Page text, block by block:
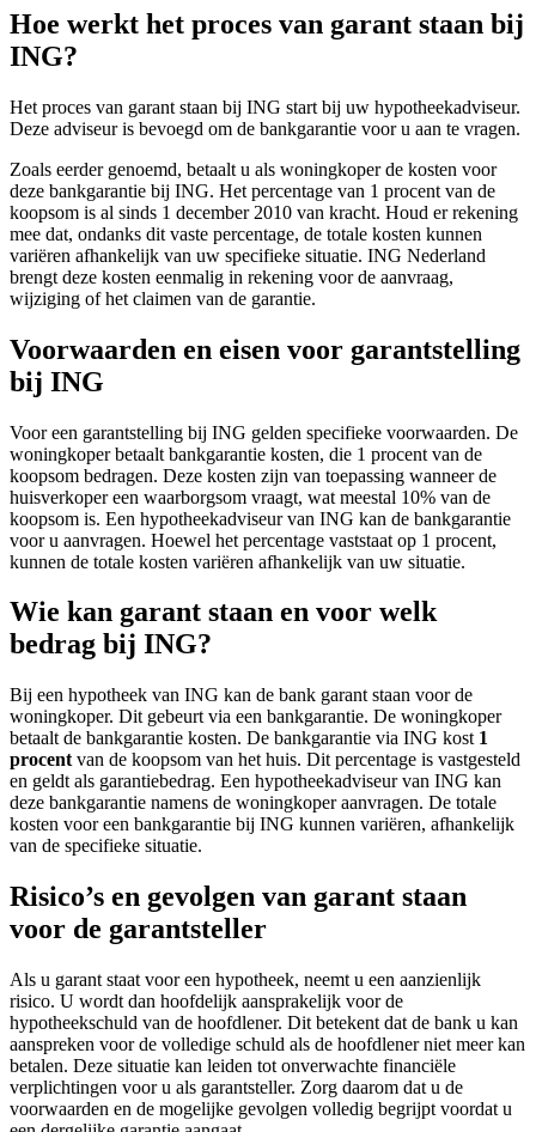
Hoe werkt het proces van garant staan bij
ING?
Het proces van garant staan bij ING start bij uw hypotheekadviseur.
Deze adviseur is bevoegd om de bankgarantie voor u aan te vragen.
Zoals eerder genoemd, betaalt u als woningkoper de kosten voor
deze bankgarantie bij ING. Het percentage van 1 procent van de
koopsom is al sinds 1 december 2010 van kracht. Houd er rekening
mee dat, ondanks dit vaste percentage, de totale kosten kunnen
variëren afhankelijk van uw specifieke situatie. ING Nederland
brengt deze kosten eenmalig in rekening voor de aanvraag,
wijziging of het claimen van de garantie.
Voorwaarden en eisen voor garantstelling
bij ING
Voor een garantstelling bij ING gelden specifieke voorwaarden. De
woningkoper betaalt bankgarantie kosten, die 1 procent van de
koopsom bedragen. Deze kosten zijn van toepassing wanneer de
huisverkoper een waarborgsom vraagt, wat meestal 10% van de
koopsom is. Een hypotheekadviseur van ING kan de bankgarantie
voor u aanvragen. Hoewel het percentage vaststaat op 1 procent,
kunnen de totale kosten variëren afhankelijk van uw situatie.
Wie kan garant staan en voor welk
bedrag bij ING?
Bij een hypotheek van ING kan de bank garant staan voor de
woningkoper. Dit gebeurt via een bankgarantie. De woningkoper
betaalt de bankgarantie kosten. De bankgarantie via ING kost 1
procent van de koopsom van het huis. Dit percentage is vastgesteld
en geldt als garantiebedrag. Een hypotheekadviseur van ING kan
deze bankgarantie namens de woningkoper aanvragen. De totale
kosten voor een bankgarantie bij ING kunnen variëren, afhankelijk
van de specifieke situatie.
Risico’s en gevolgen van garant staan
voor de garantsteller
Als u garant staat voor een hypotheek, neemt u een aanzienlijk
risico. U wordt dan hoofdelijk aansprakelijk voor de
hypotheekschuld van de hoofdlener. Dit betekent dat de bank u kan
aanspreken voor de volledige schuld als de hoofdlener niet meer kan
betalen. Deze situatie kan leiden tot onverwachte financiële
verplichtingen voor u als garantsteller. Zorg daarom dat u de
voorwaarden en de mogelijke gevolgen volledig begrijpt voordat u